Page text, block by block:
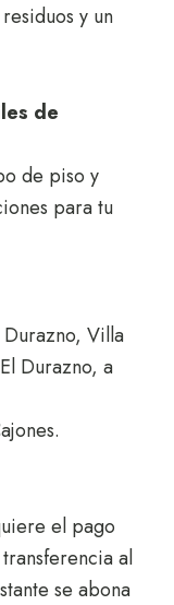
y un
de
de piso y
para tu
Villa
Durazno, a
el pago
al
se abona